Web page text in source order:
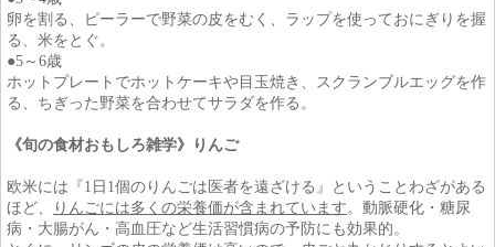
卵を割る、ピーラーで野菜の皮をむく、ラップを使っておにぎりを握
る、米をとぐ。
●5～6歳
ホットプレートでホットケーキや目玉焼き、スクランブルエッグを作
る、ちぎった野菜を合わせてサラダを作る。
《旬の食材おもしろ雑学》りんご
欧米には『1日1個のりんごは医者を遠ざける』ということわざがある
ほど、
りんごには多くの栄養価が含まれています 。動脈硬化・糖尿
病・大腸がん・高血圧など生活習慣病の予防にも効果的。